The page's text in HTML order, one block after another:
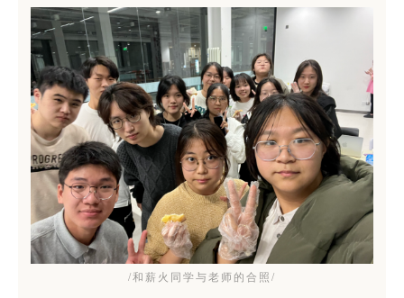
/和薪火同学与老师的合照/